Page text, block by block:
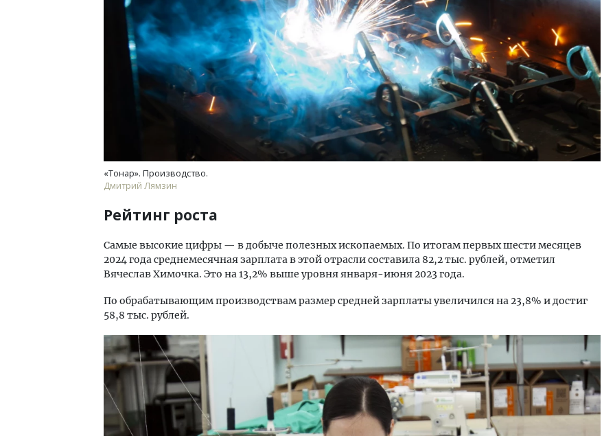
«Тонар». Производство.
Дмитрий Лямзин
Рейтинг роста
Самые высокие цифры — в добыче полезных ископаемых. По итогам первых шести месяцев
2024 года среднемесячная зарплата в этой отрасли составила 82,2 тыс. рублей, отметил
Вячеслав Химочка. Это на 13,2% выше уровня января-июня 2023 года.
По обрабатывающим производствам размер средней зарплаты увеличился на 23,8% и достиг
58,8 тыс. рублей.
Тренд-2026: почему бамбуковые
панели меняют правила ремонта
Тихая гавань для инвестиций. Рынок
ИЖС Алтайского края замедлился, но
не остановился
СТРОИТЕЛЬСТВО
«Мы видим живой
Руководитель газовой
об итогах пяти лет
вакансиях и подготовке
ЭНЕРГЕТИКА